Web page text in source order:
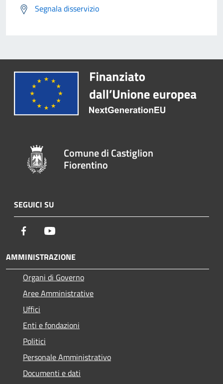
Segnala disservizio
Comune di Castiglion
Fiorentino
SEGUICI SU
Facebook
AMMINISTRAZIONE
Organi di Governo
Aree Amministrative
Uffici
Enti e fondazioni
Politici
Personale Amministrativo
Documenti e dati